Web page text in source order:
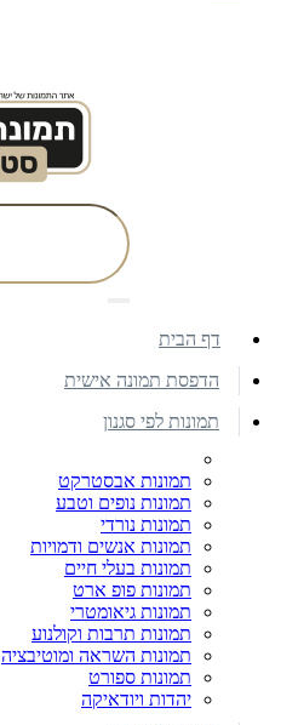
דף הבית
הדפסת תמונה אישית
תמונות לפי סגנון
תמונות אבסטרקט
תמונות נופים וטבע
תמונות נורדי
תמונות אנשים ודמויות
תמונות בעלי חיים
תמונות פופ ארט
תמונות גיאומטרי
תמונות תרבות וקולנוע
תמונות השראה ומוטיבציה
תמונות ספורט
יהדות ויודאיקה